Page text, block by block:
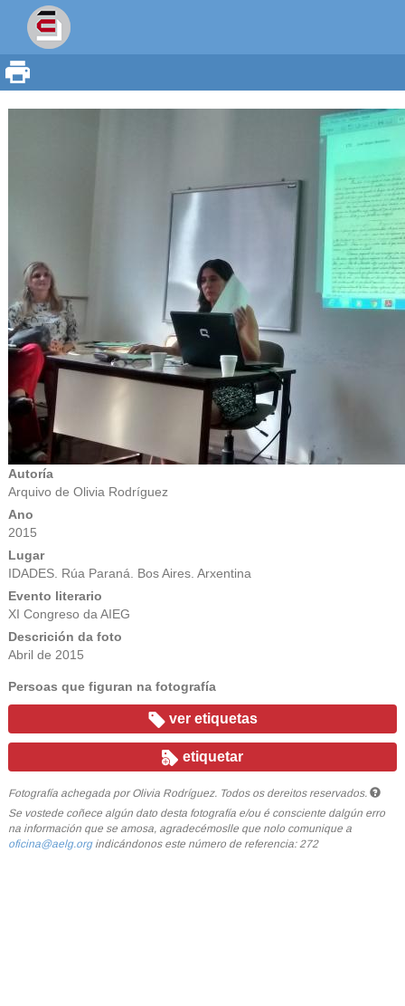
Autoría
Arquivo de Olivia Rodríguez
Ano
2015
Lugar
IDADES. Rúa Paraná. Bos Aires. Arxentina
Evento literario
XI Congreso da AIEG
Descrición da foto
Abril de 2015
Persoas que figuran na fotografía
ver etiquetas
etiquetar
Fotografía achegada por Olivia Rodríguez. Todos os dereitos reservados.
Se vostede coñece algún dato desta fotografía e/ou é consciente dalgún erro
na información que se amosa, agradecémoslle que nolo comunique a
oficina@aelg.orgindicándonos este número de referencia: 272